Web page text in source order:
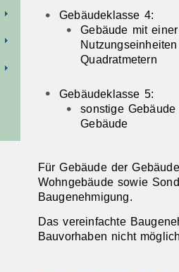
Gebäudeklasse 4:
Gebäude mit
Quadratmetern
Gebäudeklasse 5:
sonstige
Gebäude
Für Gebäude der
Wohngebäude sowie
Baugenehmigung.
Das vereinfachte
Bauvorhaben nicht